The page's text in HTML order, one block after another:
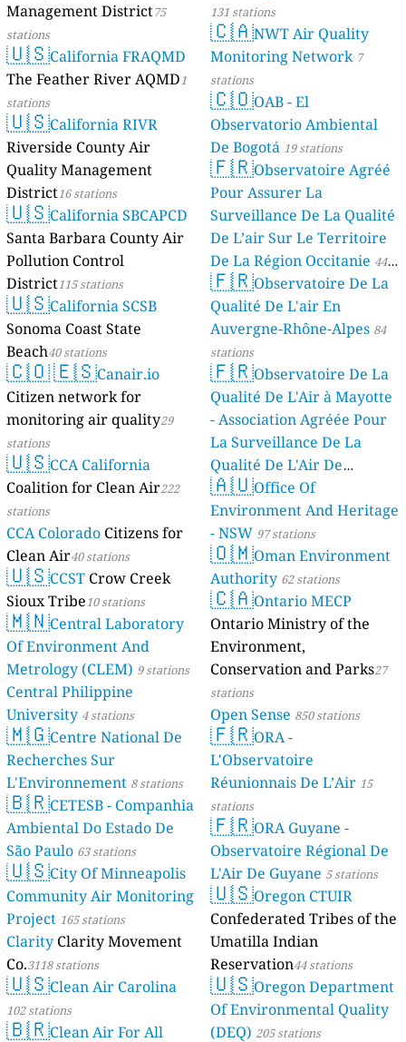
Management District75
stations
🇺🇸California FRAQMD
The Feather River AQMD1
stations
🇺🇸California RIVR
Riverside County Air
Quality Management
District16 stations
🇺🇸California SBCAPCD
Santa Barbara County Air
Pollution Control
District115 stations
🇺🇸California SCSB
Sonoma Coast State
Beach40 stations
🇨🇴🇪🇸Canair.io
Citizen network for
monitoring air quality29
stations
🇺🇸CCA California
Coalition for Clean Air222
stations
CCA Colorado Citizens for
Clean Air40 stations
🇺🇸CCST Crow Creek
Sioux Tribe10 stations
🇲🇳Central Laboratory
Of Environment And
Metrology (CLEM) 9 stations
Central Philippine
University 4 stations
🇲🇬Centre National De
Recherches Sur
L'Environnement 8 stations
🇧🇷CETESB - Companhia
Ambiental Do Estado De
São Paulo 63 stations
🇺🇸City Of Minneapolis
Community Air Monitoring
Project 165 stations
Clarity Clarity Movement
Co.3118 stations
🇺🇸Clean Air Carolina
102 stations
🇧🇷Clean Air For All
131 stations
🇨🇦NWT Air Quality
Monitoring Network 7
stations
🇨🇴OAB - El
Observatorio Ambiental
De Bogotá 19 stations
🇫🇷Observatoire Agréé
Pour Assurer La
Surveillance De La Qualité
De L’air Sur Le Territoire
De La Région Occitanie 44
stations
🇫🇷Observatoire De La
Qualité De L'air En
Auvergne-Rhône-Alpes 84
stations
🇫🇷Observatoire De La
Qualité De L'Air à Mayotte
- Association Agréée Pour
La Surveillance De La
Qualité De L'Air De
Mayotte 4 stations
🇦🇺Office Of
Environment And Heritage
- NSW 97 stations
🇴🇲Oman Environment
Authority 62 stations
🇨🇦Ontario MECP
Ontario Ministry of the
Environment,
Conservation and Parks27
stations
Open Sense 850 stations
🇫🇷ORA -
L'Observatoire
Réunionnais De L’Air 15
stations
🇫🇷ORA Guyane -
Observatoire Régional De
L'Air De Guyane 5 stations
🇺🇸Oregon CTUIR
Confederated Tribes of the
Umatilla Indian
Reservation44 stations
🇺🇸Oregon Department
Of Environmental Quality
(DEQ) 205 stations